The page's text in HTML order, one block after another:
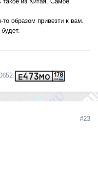
образом привезти к вам.
#23